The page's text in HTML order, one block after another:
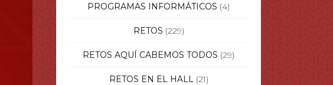
PROGRAMAS INFORMÁTICOS (4)
RETOS (229)
RETOS AQUÍ CABEMOS TODOS (29)
RETOS EN EL HALL (21)